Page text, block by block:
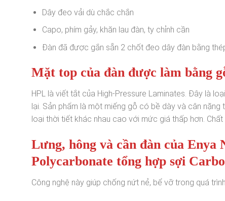
Dây đeo vải dù chắc chắn
Capo, phím gảy, khăn lau đàn, ty chỉnh cần
Đàn đã được gắn sẵn 2 chốt đeo dây đàn bằng
Mặt top của đàn được làm bằng
HPL là viết tắt của High-Pressure Laminates. Đây là
lại. Sản phẩm là một miếng gỗ có bề dày và cân
loại thời tiết khác nhau cao với mức giá thấp hơn.
Lưng, hông và cần đàn của Enya
Polycarbonate tổng hợp sợi
Công nghệ này giúp chống nứt nẻ, bể vỡ trong quá